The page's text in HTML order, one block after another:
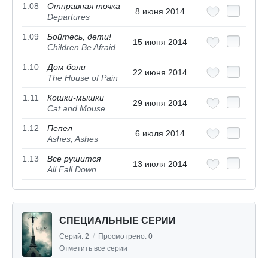
1.08
Отправная точка
Departures
8 июня 2014
1.09
Бойтесь, дети!
Children Be Afraid
15 июня 2014
1.10
Дом боли
The House of Pain
22 июня 2014
1.11
Кошки-мышки
Cat and Mouse
29 июня 2014
1.12
Пепел
Ashes, Ashes
6 июля 2014
1.13
Все рушится
All Fall Down
13 июля 2014
СПЕЦИАЛЬНЫЕ СЕРИИ
Серий: 2 / Просмотрено: 0
Отметить все серии